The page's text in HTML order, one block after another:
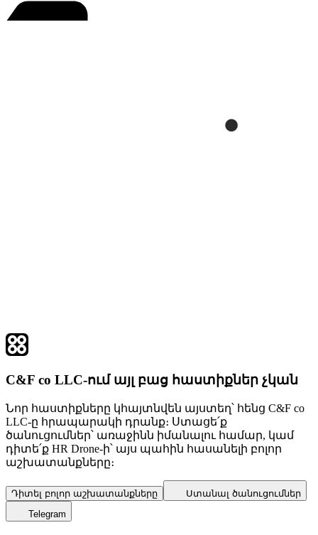
C&F co LLC-ում այլ բաց հաստիքներ չկան
Նոր հաստիքները կհայտնվեն այստեղ՝ հենց C&F co
LLC-ը հրապարակի դրանք։ Ստացե՛ք
ծանուցումներ՝ առաջինն իմանալու համար, կամ
դիտե՛ք HR Drone-ի՝ այս պահին հասանելի բոլոր
աշխատանքները։
Դիտել բոլոր աշխատանքները
Ստանալ ծանուցումներ
Telegram